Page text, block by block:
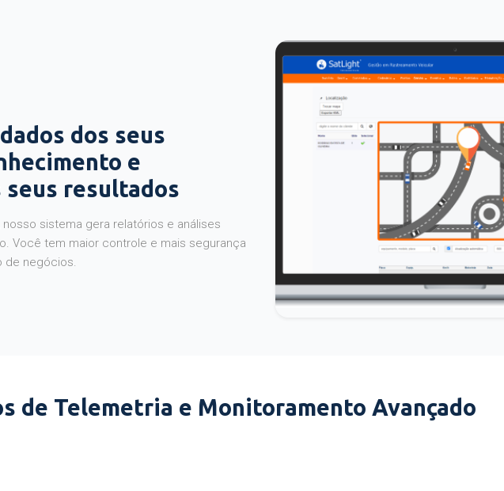
dos seus
e
resultados
sistema gera relatórios e análises
Você tem maior controle e mais segurança
de negócios.
de Telemetria e Monitoramento Avançado